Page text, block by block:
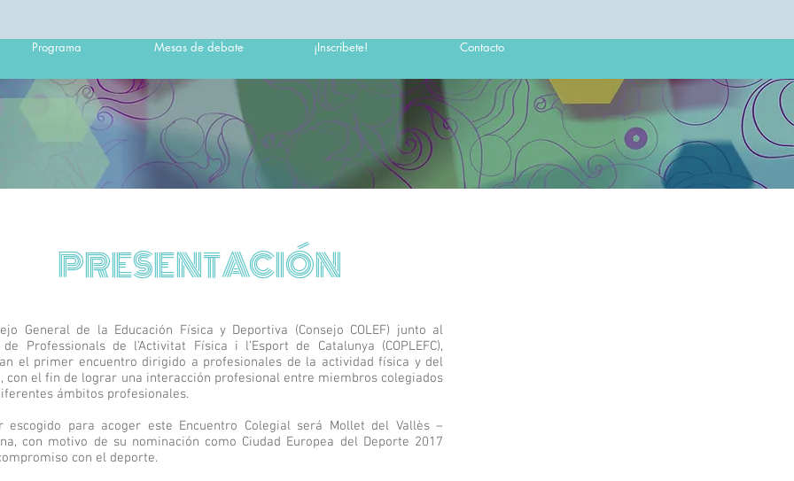
Programa Mesas de debate ¡Inscribete! Contacto
PRESENTACIÓN
General de la Educación Física y Deportiva (Consejo COLEF) junto al
de Professionals de l’Activitat Física i l’Esport de Catalunya (COPLEFC),
el primer encuentro dirigido a profesionales de la actividad física y del
con el fin de lograr una interacción profesional entre miembros colegiados
ámbitos profesionales.
escogido para acoger este Encuentro Colegial será Mollet del Vallès –
con motivo de su nominación como Ciudad Europea del Deporte 2017
con el deporte.